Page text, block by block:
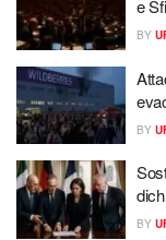
e
BY
BY
BY